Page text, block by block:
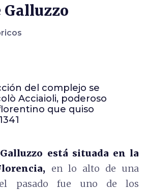
Galluzzo
del complejo se
Acciaioli, poderoso
que quiso
está situada en la
en lo alto de una
pasado fue uno de los